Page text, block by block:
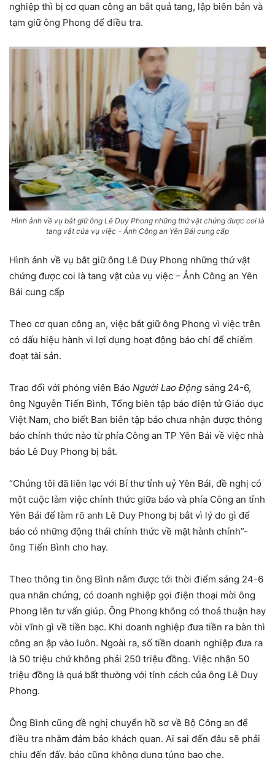
nghiệp thì bị cơ quan công an bắt quả tang, lập biên bản và
tạm giữ ông Phong để điều tra.
Hình ảnh về vụ bắt giữ ông Lê Duy Phong những thứ vật chứng được coi là
tang vật của vụ việc – Ảnh Công an Yên Bái cung cấp
Hình ảnh về vụ bắt giữ ông Lê Duy Phong những thứ vật
chứng được coi là tang vật của vụ việc – Ảnh Công an Yên
Bái cung cấp
Theo cơ quan công an, việc bắt giữ ông Phong vì việc trên
có dấu hiệu hành vi lợi dụng hoạt động báo chí để chiếm
đoạt tài sản.
Trao đổi với phóng viên Báo Người Lao Động sáng 24-6,
ông Nguyễn Tiến Bình, Tổng biên tập báo điện tử Giáo dục
Việt Nam, cho biết Ban biên tập báo chưa nhận được thông
báo chính thức nào từ phía Công an TP Yên Bái về việc nhà
báo Lê Duy Phong bị bắt.
“Chúng tôi đã liên lạc với Bí thư tỉnh uỷ Yên Bái, đề nghị có
một cuộc làm việc chính thức giữa báo và phía Công an tỉnh
Yên Bái để làm rõ anh Lê Duy Phong bị bắt vì lý do gì để
báo có những động thái chính thức về mặt hành chính”-
ông Tiến Bình cho hay.
Theo thông tin ông Bình nắm được tới thời điểm sáng 24-6
qua nhân chứng, có doanh nghiệp gọi điện thoại mời ông
Phong lên tư vấn giúp. Ông Phong không có thoả thuận hay
vòi vĩnh gì về tiền bạc. Khi doanh nghiệp đưa tiền ra bàn thì
công an ập vào luôn. Ngoài ra, số tiền doanh nghiệp đưa ra
là 50 triệu chứ không phải 250 triệu đồng. Việc nhận 50
triệu đồng là quá bất thường với tính cách của ông Lê Duy
Phong.
Ông Bình cũng đề nghị chuyển hồ sơ về Bộ Công an để
điều tra nhằm đảm bảo khách quan. Ai sai đến đâu sẽ phải
chịu đến đấy, báo cũng không dung túng bao che.